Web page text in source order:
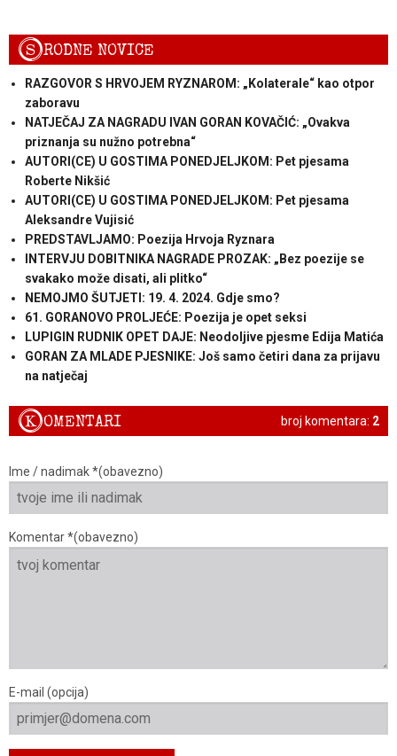
SRODNE NOVICE
RAZGOVOR S HRVOJEM RYZNAROM: „Kolaterale“ kao otpor
zaboravu
NATJEČAJ ZA NAGRADU IVAN GORAN KOVAČIĆ: „Ovakva
priznanja su nužno potrebna“
AUTORI(CE) U GOSTIMA PONEDJELJKOM: Pet pjesama
Roberte Nikšić
AUTORI(CE) U GOSTIMA PONEDJELJKOM: Pet pjesama
Aleksandre Vujisić
PREDSTAVLJAMO: Poezija Hrvoja Ryznara
INTERVJU DOBITNIKA NAGRADE PROZAK: „Bez poezije se
svakako može disati, ali plitko“
NEMOJMO ŠUTJETI: 19. 4. 2024. Gdje smo?
61. GORANOVO PROLJEĆE: Poezija je opet seksi
LUPIGIN RUDNIK OPET DAJE: Neodoljive pjesme Edija Matića
GORAN ZA MLADE PJESNIKE: Još samo četiri dana za prijavu
na natječaj
broj komentara: 2
KOMENTARI
Ime / nadimak *(obavezno)
Komentar *(obavezno)
E-mail (opcija)